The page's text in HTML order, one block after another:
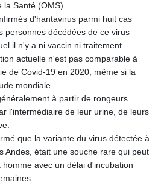
103304.008718
LKR 387.05831
LRD 208.222897
LSL 18.925383
LTL 3.411323
LYD 7.342475
MAD 10.751835
MGA
4910.290079
MKD 61.505179
la Santé (OMS).
d'hantavirus parmi huit cas
personnes décédées de ce virus
il n'y a ni vaccin ni traitement.
actuelle n'est pas comparable à
de Covid-19 en 2020, même si la
mondiale.
à partir de rongeurs
l'intermédiaire de leur urine, de leurs
que la variante du virus détectée à
Andes, était une souche rare qui peut
avec un délai d'incubation